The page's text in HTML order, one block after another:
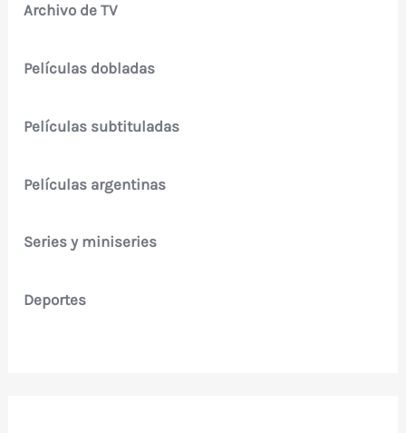
Archivo de TV
Películas dobladas
Películas subtituladas
Películas argentinas
Series y miniseries
Deportes